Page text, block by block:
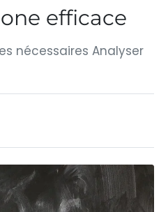
efficace
nécessaires Analyser